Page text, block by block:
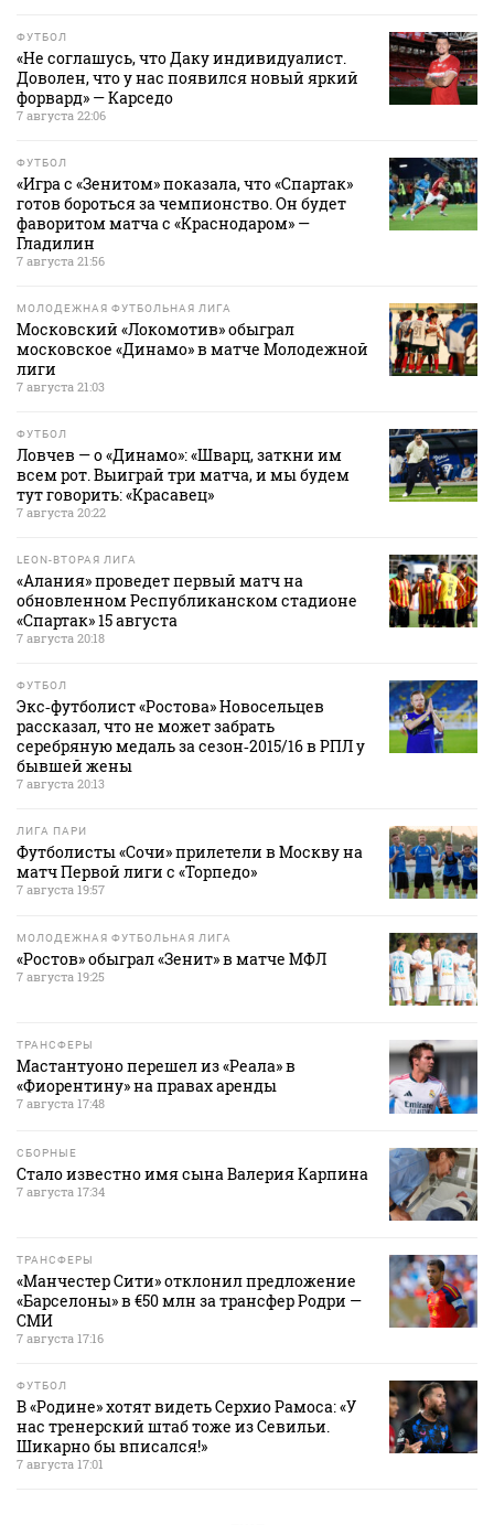
ФУТБОЛ
«Не соглашусь, что Даку индивидуалист.
Доволен, что у нас появился новый яркий
форвард» — Карседо
7 августа 22:06
ФУТБОЛ
«Игра с «Зенитом» показала, что «Спартак»
готов бороться за чемпионство. Он будет
фаворитом матча с «Краснодаром» —
Гладилин
7 августа 21:56
МОЛОДЕЖНАЯ ФУТБОЛЬНАЯ ЛИГА
Московский «Локомотив» обыграл
московское «Динамо» в матче Молодежной
лиги
7 августа 21:03
ФУТБОЛ
Ловчев — о «Динамо»: «Шварц, заткни им
всем рот. Выиграй три матча, и мы будем
тут говорить: «Красавец»
7 августа 20:22
LEON-ВТОРАЯ ЛИГА
«Алания» проведет первый матч на
обновленном Республиканском стадионе
«Спартак» 15 августа
7 августа 20:18
ФУТБОЛ
Экс‑футболист «Ростова» Новосельцев
рассказал, что не может забрать
серебряную медаль за сезон‑2015/16 в РПЛ у
бывшей жены
7 августа 20:13
ЛИГА ПАРИ
Футболисты «Сочи» прилетели в Москву на
матч Первой лиги с «Торпедо»
7 августа 19:57
МОЛОДЕЖНАЯ ФУТБОЛЬНАЯ ЛИГА
«Ростов» обыграл «Зенит» в матче МФЛ
7 августа 19:25
ТРАНСФЕРЫ
Мастантуоно перешел из «Реала» в
«Фиорентину» на правах аренды
7 августа 17:48
СБОРНЫЕ
Стало известно имя сына Валерия Карпина
7 августа 17:34
ТРАНСФЕРЫ
«Манчестер Сити» отклонил предложение
«Барселоны» в €50 млн за трансфер Родри —
СМИ
7 августа 17:16
ФУТБОЛ
В «Родине» хотят видеть Серхио Рамоса: «У
нас тренерский штаб тоже из Севильи.
Шикарно бы вписался!»
7 августа 17:01